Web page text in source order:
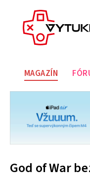
MAGAZÍN
God of War